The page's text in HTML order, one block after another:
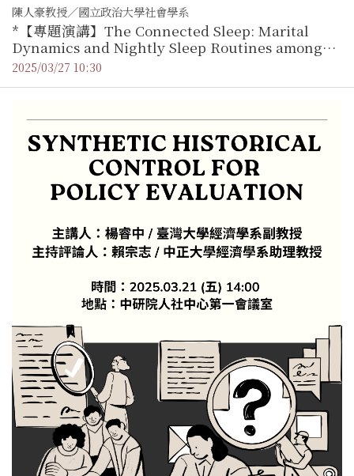
陳人豪教授／國立政治大學社會學系
*【專題演講】The Connected Sleep: Marital
Dynamics and Nightly Sleep Routines among
Older Couples
2025/03/27 10:30